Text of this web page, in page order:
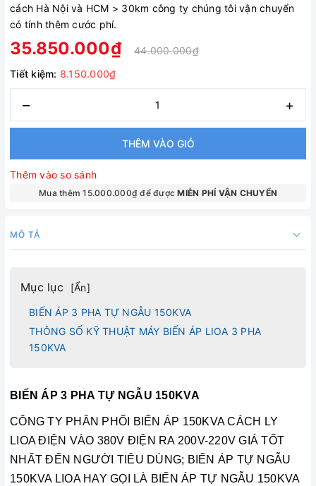
cách Hà Nội và HCM > 30km công ty chúng tôi vận chuyển
có tính thêm cước phí.
35.850.000₫
44.000.000₫
Tiết kiệm: 8.150.000₫
– +
THÊM VÀO GIỎ
Thêm vào so sánh
Mua thêm 15.000.000₫ để đượcMIỄN PHÍ VẬN CHUYỂN
MÔ TẢ
Mục lục [Ẩn]
BIẾN ÁP 3 PHA TỰ NGẪU 150KVA
THÔNG SỐ KỸ THUẬT MÁY BIẾN ÁP LIOA 3 PHA
150KVA
BIẾN ÁP 3 PHA TỰ NGẪU 150KVA
CÔNG TY PHÂN PHỐI BIẾN ÁP 150KVA CÁCH LY
LIOA ĐIỆN VÀO 380V ĐIỆN RA 200V-220V GIÁ TỐT
NHẤT ĐẾN NGƯỜI TIÊU DÙNG; BIẾN ÁP TỰ NGẪU
150KVA LIOA HAY GỌI LÀ BIẾN ÁP TỰ NGẪU 150KVA